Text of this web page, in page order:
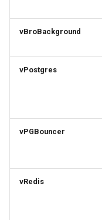
vBroBackground
vPostgres
vPGBouncer
vRedis